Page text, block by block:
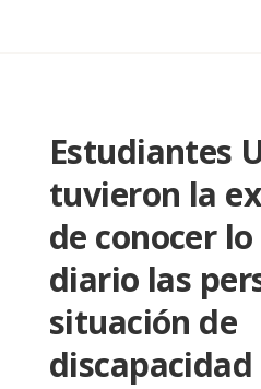
Estudiantes
tuvieron la
de conocer
diario las
situación de
discapacidad